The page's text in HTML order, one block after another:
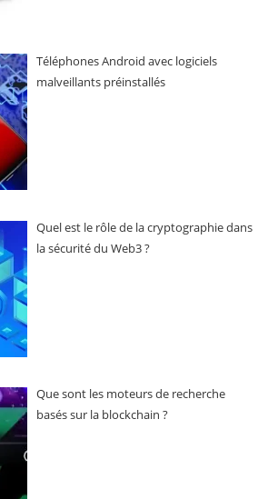
Téléphones Android avec logiciels
malveillants préinstallés
Quel est le rôle de la cryptographie dans
la sécurité du Web3 ?
Que sont les moteurs de recherche
basés sur la blockchain ?